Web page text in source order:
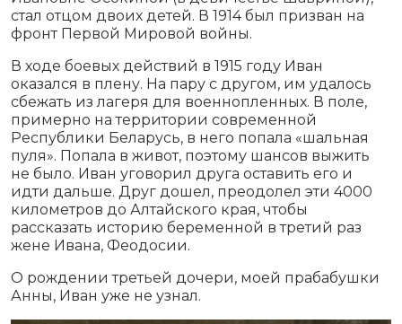
стал отцом двоих детей. В 1914 был призван на
фронт Первой Мировой войны.
В ходе боевых действий в 1915 году Иван
оказался в плену. На пару с другом, им удалось
сбежать из лагеря для военнопленных. В поле,
примерно на территории современной
Республики Беларусь, в него попала «шальная
пуля». Попала в живот, поэтому шансов выжить
не было. Иван уговорил друга оставить его и
идти дальше. Друг дошел, преодолел эти 4000
километров до Алтайского края, чтобы
рассказать историю беременной в третий раз
жене Ивана, Феодосии.
О рождении третьей дочери, моей прабабушки
Анны, Иван уже не узнал.